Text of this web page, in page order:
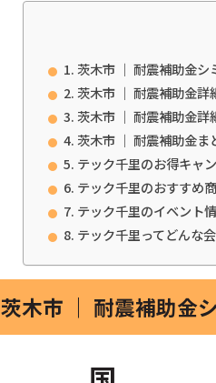
茨木市 ｜ 耐震補助金シ
茨木市 ｜ 耐震補助金
茨木市 ｜ 耐震補助金
茨木市 ｜ 耐震補助金ま
テック千里のお得キャ
テック千里のおすすめ
テック千里のイベント
テック千里ってどんな
茨木市 ｜ 耐震補助金